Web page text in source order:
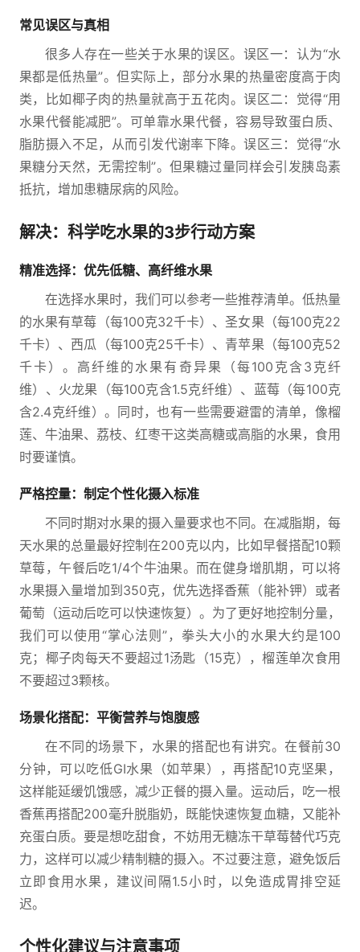
常见误区与真相
很多人存在一些关于水果的误区。误区一：认为“水
果都是低热量”。但实际上，部分水果的热量密度高于肉
类，比如椰子肉的热量就高于五花肉。误区二：觉得“用
水果代餐能减肥”。可单靠水果代餐，容易导致蛋白质、
脂肪摄入不足，从而引发代谢率下降。误区三：觉得“水
果糖分天然，无需控制”。但果糖过量同样会引发胰岛素
抵抗，增加患糖尿病的风险。
解决：科学吃水果的3步行动方案
精准选择：优先低糖、高纤维水果
在选择水果时，我们可以参考一些推荐清单。低热量
的水果有草莓（每100克32千卡）、圣女果（每100克22
千卡）、西瓜（每100克25千卡）、青苹果（每100克52
千卡）。高纤维的水果有奇异果（每100克含3克纤
维）、火龙果（每100克含1.5克纤维）、蓝莓（每100克
含2.4克纤维）。同时，也有一些需要避雷的清单，像榴
莲、牛油果、荔枝、红枣干这类高糖或高脂的水果，食用
时要谨慎。
严格控量：制定个性化摄入标准
不同时期对水果的摄入量要求也不同。在减脂期，每
天水果的总量最好控制在200克以内，比如早餐搭配10颗
草莓，午餐后吃1/4个牛油果。而在健身增肌期，可以将
水果摄入量增加到350克，优先选择香蕉（能补钾）或者
葡萄（运动后吃可以快速恢复）。为了更好地控制分量，
我们可以使用“掌心法则”，拳头大小的水果大约是100
克；椰子肉每天不要超过1汤匙（15克），榴莲单次食用
不要超过3颗核。
场景化搭配：平衡营养与饱腹感
在不同的场景下，水果的搭配也有讲究。在餐前30
分钟，可以吃低GI水果（如苹果），再搭配10克坚果，
这样能延缓饥饿感，减少正餐的摄入量。运动后，吃一根
香蕉再搭配200毫升脱脂奶，既能快速恢复血糖，又能补
充蛋白质。要是想吃甜食，不妨用无糖冻干草莓替代巧克
力，这样可以减少精制糖的摄入。不过要注意，避免饭后
立即食用水果，建议间隔1.5小时，以免造成胃排空延
迟。
个性化建议与注意事项